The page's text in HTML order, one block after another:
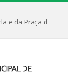
Últimos detalhes para a entrega da nova Orla e da Praça do Praião